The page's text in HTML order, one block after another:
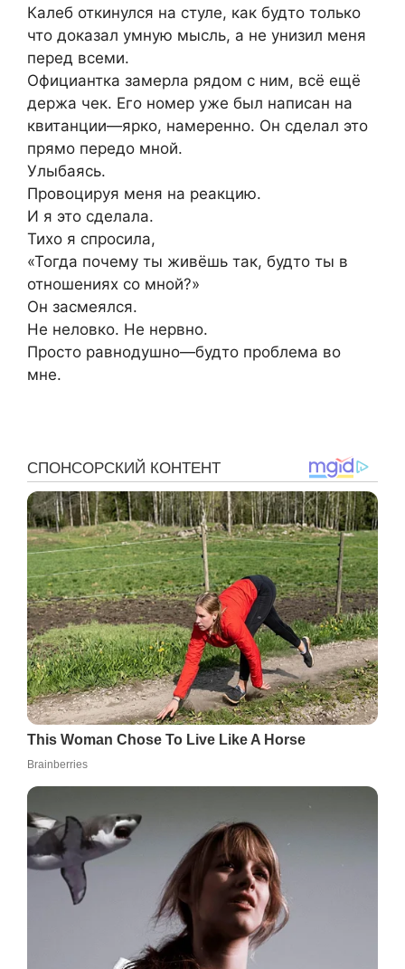
Калеб откинулся на стуле, как будто только
что доказал умную мысль, а не унизил меня
перед всеми.
Официантка замерла рядом с ним, всё ещё
держа чек. Его номер уже был написан на
квитанции—ярко, намеренно. Он сделал это
прямо передо мной.
Улыбаясь.
Провоцируя меня на реакцию.
И я это сделала.
Тихо я спросила,
«Тогда почему ты живёшь так, будто ты в
отношениях со мной?»
Он засмеялся.
Не неловко. Не нервно.
Просто равнодушно—будто проблема во
мне.